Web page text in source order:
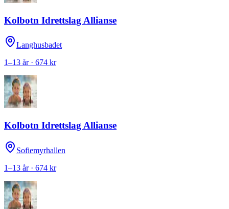
Kolbotn Idrettslag Allianse
Langhusbadet
1–13 år · 674 kr
Kolbotn Idrettslag Allianse
Sofiemyrhallen
1–13 år · 674 kr